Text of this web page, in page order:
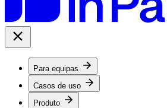
Para equipas
Casos de uso
Produto